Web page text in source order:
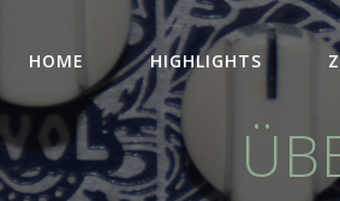
HOME HIGHLIGHTS